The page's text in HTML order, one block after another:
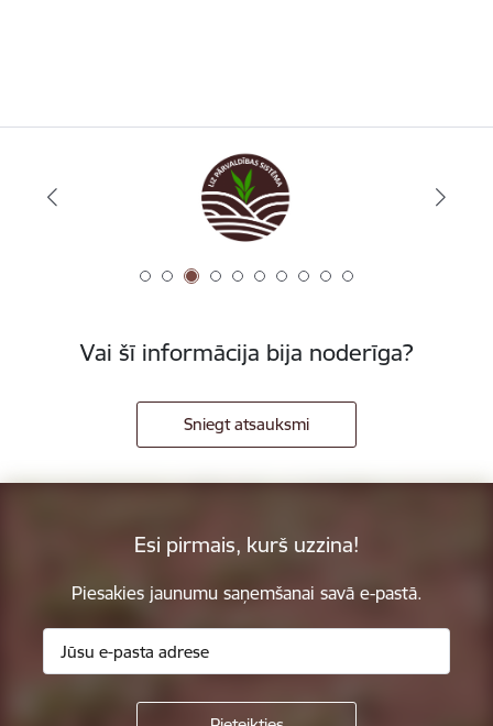
Vai šī informācija bija noderīga?
Sniegt atsauksmi
Esi pirmais, kurš uzzina!
Piesakies jaunumu saņemšanai savā e-pastā.